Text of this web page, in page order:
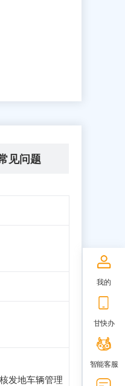
见问题
发地车辆管理
我的
甘快办
智能客服